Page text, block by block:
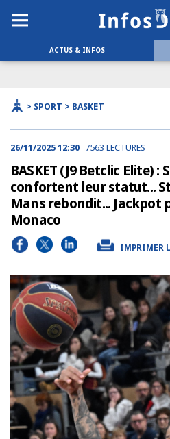
ACTUS & INFOS
> SPORT > BASKET
26/11/2025 12:30 7563 LECTURES
BASKET (J9 Betclic Elite) :
confortent leur statut...
Mans rebondit... Jackpot
Monaco
IMPRIMER